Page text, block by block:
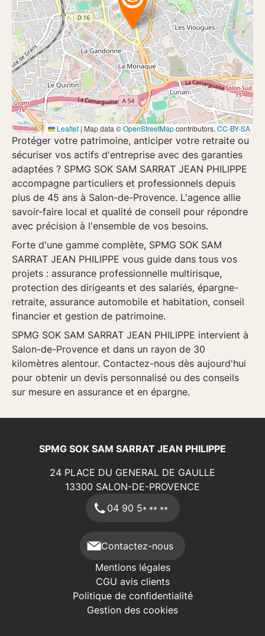
Leaflet|Map data ©OpenStreetMapcontributors, CC-BY-SA
Protéger votre patrimoine, anticiper votre retraite ou
sécuriser vos actifs d'entreprise avec des garanties
adaptées ? SPMG SOK SAM SARRAT JEAN PHILIPPE
accompagne particuliers et professionnels depuis
plus de 45 ans à Salon-de-Provence. L'agence allie
savoir-faire local et qualité de conseil pour répondre
avec précision à l'ensemble de vos besoins.
Forte d'une gamme complète, SPMG SOK SAM
SARRAT JEAN PHILIPPE vous guide dans tous vos
projets : assurance professionnelle multirisque,
protection des dirigeants et des salariés, épargne-
retraite, assurance automobile et habitation, conseil
financier et gestion de patrimoine.
SPMG SOK SAM SARRAT JEAN PHILIPPE intervient à
Salon-de-Provence et dans un rayon de 30
kilomètres alentour. Contactez-nous dès aujourd'hui
pour obtenir un devis personnalisé ou des conseils
sur mesure en assurance et en épargne.
SPMG SOK SAM SARRAT JEAN PHILIPPE
24 PLACE DU GENERAL DE GAULLE
13300 SALON-DE-PROVENCE
04 90 5* ** **
Contactez-nous
Mentions légales
CGU avis clients
Politique de confidentialité
Gestion des cookies